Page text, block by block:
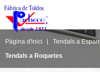
Pàgina d'inici Tendals a
Tendals a Roquetes